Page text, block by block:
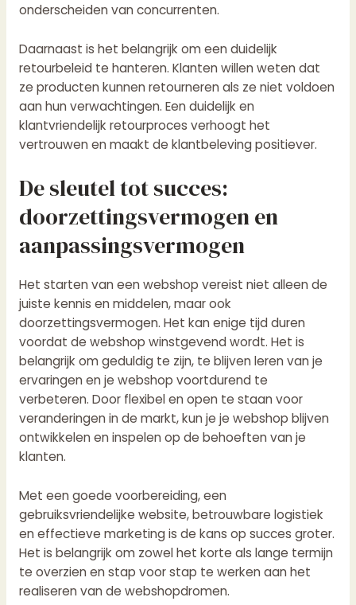
onderscheiden van concurrenten.
Daarnaast is het belangrijk om een duidelijk
retourbeleid te hanteren. Klanten willen weten dat
ze producten kunnen retourneren als ze niet voldoen
aan hun verwachtingen. Een duidelijk en
klantvriendelijk retourproces verhoogt het
vertrouwen en maakt de klantbeleving positiever.
De sleutel tot succes:
doorzettingsvermogen en
aanpassingsvermogen
Het starten van een webshop vereist niet alleen de
juiste kennis en middelen, maar ook
doorzettingsvermogen. Het kan enige tijd duren
voordat de webshop winstgevend wordt. Het is
belangrijk om geduldig te zijn, te blijven leren van je
ervaringen en je webshop voortdurend te
verbeteren. Door flexibel en open te staan voor
veranderingen in de markt, kun je je webshop blijven
ontwikkelen en inspelen op de behoeften van je
klanten.
Met een goede voorbereiding, een
gebruiksvriendelijke website, betrouwbare logistiek
en effectieve marketing is de kans op succes groter.
Het is belangrijk om zowel het korte als lange termijn
te overzien en stap voor stap te werken aan het
realiseren van de webshopdromen.